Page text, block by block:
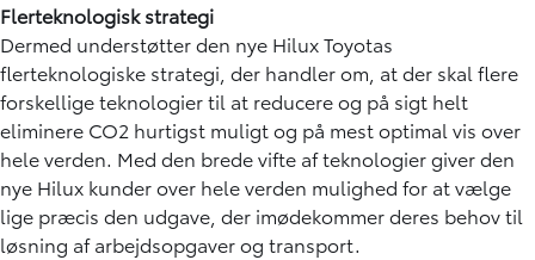
Flerteknologisk strategi
Dermed understøtter den nye Hilux Toyotas
flerteknologiske strategi, der handler om, at der skal flere
forskellige teknologier til at reducere og på sigt helt
eliminere CO2 hurtigst muligt og på mest optimal vis over
hele verden. Med den brede vifte af teknologier giver den
nye Hilux kunder over hele verden mulighed for at vælge
lige præcis den udgave, der imødekommer deres behov til
løsning af arbejdsopgaver og transport.